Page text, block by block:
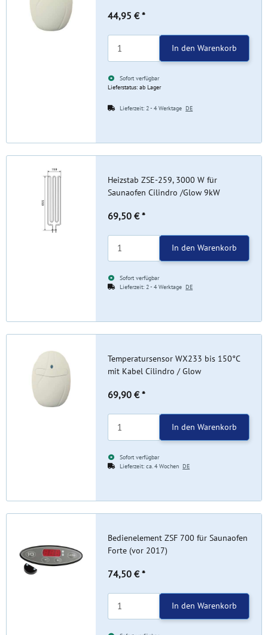
44,95 € *
In den Warenkorb
Sofort verfügbar
Lieferstatus: ab Lager
Lieferzeit: 2 - 4 WerktageDE
Heizstab ZSE-259, 3000 W für
Saunaofen Cilindro /Glow 9kW
69,50 € *
In den Warenkorb
Sofort verfügbar
Lieferzeit:2 - 4 WerktageDE
Temperatursensor WX233 bis 150°C
mit Kabel Cilindro / Glow
69,90 € *
In den Warenkorb
Sofort verfügbar
Lieferzeit:ca. 4 WochenDE
Bedienelement ZSF 700 für Saunaofen
Forte (vor 2017)
74,50 € *
In den Warenkorb